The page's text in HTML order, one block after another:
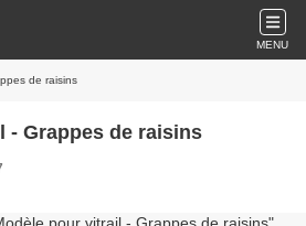
MENU
de raisins
- Grappes de raisins